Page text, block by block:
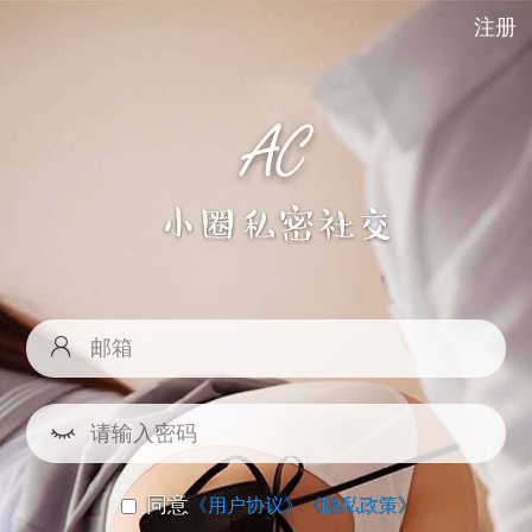
注册
同意《用户协议》《隐私政策》